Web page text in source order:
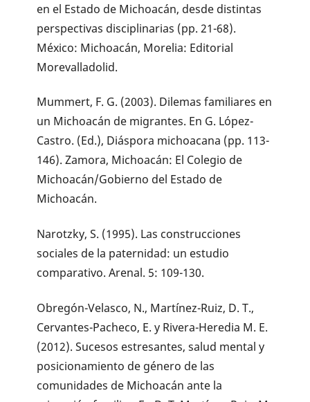
en el Estado de Michoacán, desde distintas
perspectivas disciplinarias (pp. 21-68).
México: Michoacán, Morelia: Editorial
Morevalladolid.
Mummert, F. G. (2003). Dilemas familiares en
un Michoacán de migrantes. En G. López-
Castro. (Ed.), Diáspora michoacana (pp. 113-
146). Zamora, Michoacán: El Colegio de
Michoacán/Gobierno del Estado de
Michoacán.
Narotzky, S. (1995). Las construcciones
sociales de la paternidad: un estudio
comparativo. Arenal. 5: 109-130.
Obregón-Velasco, N., Martínez-Ruiz, D. T.,
Cervantes-Pacheco, E. y Rivera-Heredia M. E.
(2012). Sucesos estresantes, salud mental y
posicionamiento de género de las
comunidades de Michoacán ante la